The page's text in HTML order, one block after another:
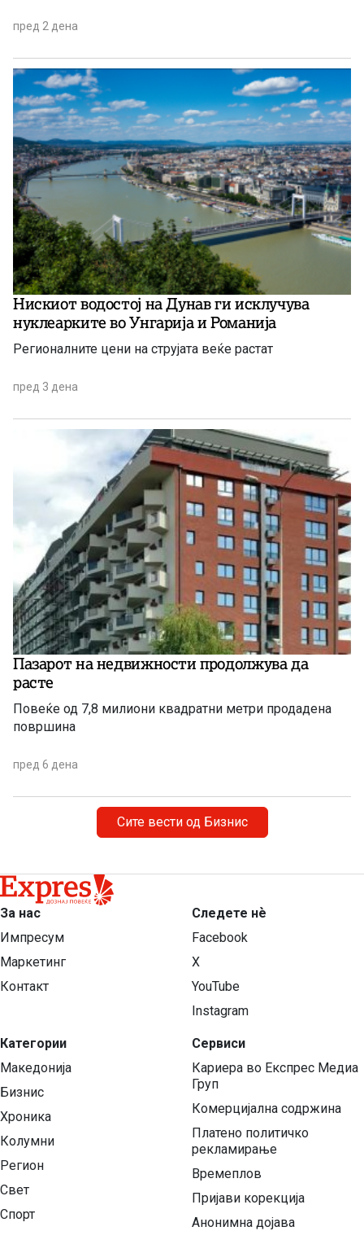
пред 2 дена
Нискиот водостој на Дунав ги исклучува
нуклеарките во Унгарија и Романија
Регионалните цени на струјата веќе растат
пред 3 дена
Пазарот на недвижности продолжува да
расте
Повеќе од 7,8 милиони квадратни метри продадена
површина
пред 6 дена
Сите вести од Бизнис
За нас
Импресум
Маркетинг
Контакт
Категории
Македонија
Бизнис
Хроника
Колумни
Регион
Свет
Спорт
Следете нѐ
Facebook
X
YouTube
Instagram
Сервиси
Кариера во Експрес Медиа
Груп
Комерцијална содржина
Платено политичко
рекламирање
Времеплов
Пријави корекција
Анонимна дојава